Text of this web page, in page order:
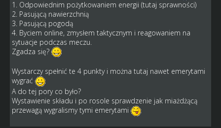
1. Odpowiednim pożytkowaniem energii (tutaj sprawności)
2. Pasującą nawierzchnią
3. Pasującą pogodą
4. Byciem online, zmysłem taktycznym i reagowaniem na
sytuacje podczas meczu.
Zgadza się?
Wystarczy spełnić te 4 punkty i można tutaj nawet emerytami
wygrać
A do tej pory co było?
Wystawienie składu i po rosole sprawdzenie jak miażdżącą
przewagą wygralismy tymi emerytami